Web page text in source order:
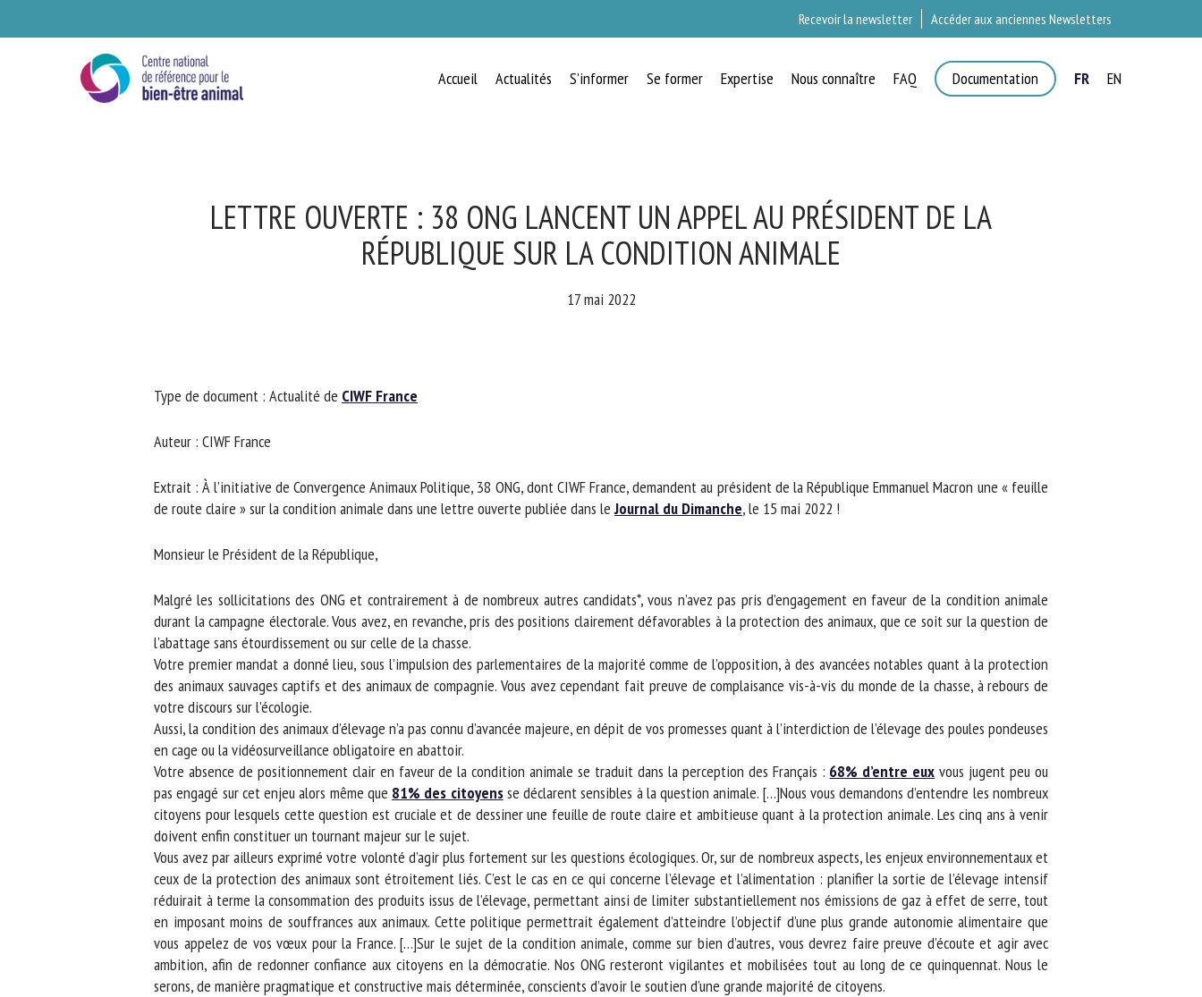
Recevoir la newsletter Accéder aux anciennes Newsletters
Accueil Actualités S’informer Se former Expertise Nous connaître FAQ Documentation FR EN
LETTRE OUVERTE : 38 ONG LANCENT UN APPEL AU PRÉSIDENT DE LA
RÉPUBLIQUE SUR LA CONDITION ANIMALE
17 mai 2022
Type de document : Actualité deCIWF France
Auteur : CIWF France
Extrait : À l’initiative de Convergence Animaux Politique, 38 ONG, dont CIWF France, demandent au président de la République Emmanuel Macron une « feuille
de route claire » sur la condition animale dans une lettre ouverte publiée dans leJournal du Dimanche, le 15 mai 2022 !
Monsieur le Président de la République,
Malgré les sollicitations des ONG et contrairement à de nombreux autres candidats*, vous n’avez pas pris d’engagement en faveur de la condition animale
durant la campagne électorale. Vous avez, en revanche, pris des positions clairement défavorables à la protection des animaux, que ce soit sur la question de
l’abattage sans étourdissement ou sur celle de la chasse.
Votre premier mandat a donné lieu, sous l’impulsion des parlementaires de la majorité comme de l’opposition, à des avancées notables quant à la protection
des animaux sauvages captifs et des animaux de compagnie. Vous avez cependant fait preuve de complaisance vis-à-vis du monde de la chasse, à rebours de
votre discours sur l’écologie.
Aussi, la condition des animaux d’élevage n’a pas connu d’avancée majeure, en dépit de vos promesses quant à l’interdiction de l’élevage des poules pondeuses
en cage ou la vidéosurveillance obligatoire en abattoir.
Votre absence de positionnement clair en faveur de la condition animale se traduit dans la perception des Français : 68% d’entre euxvous jugent peu ou
pas engagé sur cet enjeu alors même que81% des citoyensse déclarent sensibles à la question animale. […]Nous vous demandons d’entendre les nombreux
citoyens pour lesquels cette question est cruciale et de dessiner une feuille de route claire et ambitieuse quant à la protection animale. Les cinq ans à venir
doivent enfin constituer un tournant majeur sur le sujet.
Vous avez par ailleurs exprimé votre volonté d’agir plus fortement sur les questions écologiques. Or, sur de nombreux aspects, les enjeux environnementaux et
ceux de la protection des animaux sont étroitement liés. C’est le cas en ce qui concerne l’élevage et l’alimentation : planifier la sortie de l’élevage intensif
réduirait à terme la consommation des produits issus de l’élevage, permettant ainsi de limiter substantiellement nos émissions de gaz à effet de serre, tout
en imposant moins de souffrances aux animaux. Cette politique permettrait également d’atteindre l’objectif d’une plus grande autonomie alimentaire que
vous appelez de vos vœux pour la France. […]Sur le sujet de la condition animale, comme sur bien d’autres, vous devrez faire preuve d’écoute et agir avec
ambition, afin de redonner confiance aux citoyens en la démocratie. Nos ONG resteront vigilantes et mobilisées tout au long de ce quinquennat. Nous le
serons, de manière pragmatique et constructive mais déterminée, conscients d’avoir le soutien d’une grande majorité de citoyens.
BIEN-ÊTRE ANIMAL
Organisme
*
E-mail *
Les champs suivis de * sont obligatoires